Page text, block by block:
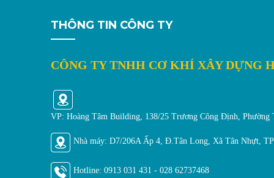
THÔNG TIN CÔNG TY
CÔNG TY TNHH CƠ KHÍ XÂY DỰNG
VP: Hoàng Tâm Building, 138/25 Trương Công Định, Phường
Nhà máy: D7/206A Ấp 4, Đ.Tân Long, Xã Tân Nhựt,
Hotline: 0913 031 431 - 028 62737468